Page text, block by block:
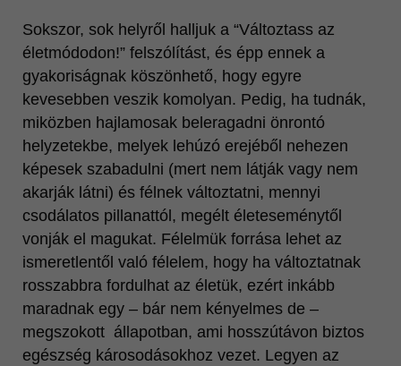
Sokszor, sok helyről halljuk a “Változtass az
életmódodon!” felszólítást, és épp ennek a
gyakoriságnak köszönhető, hogy egyre
kevesebben veszik komolyan. Pedig, ha tudnák,
miközben hajlamosak beleragadni önrontó
helyzetekbe, melyek lehúzó erejéből nehezen
képesek szabadulni (mert nem látják vagy nem
akarják látni) és félnek változtatni, mennyi
csodálatos pillanattól, megélt életeseménytől
vonják el magukat. Félelmük forrása lehet az
ismeretlentől való félelem, hogy ha változtatnak
rosszabbra fordulhat az életük, ezért inkább
maradnak egy – bár nem kényelmes de –
megszokott állapotban, ami hosszútávon biztos
egészség károsodásokhoz vezet. Legyen az